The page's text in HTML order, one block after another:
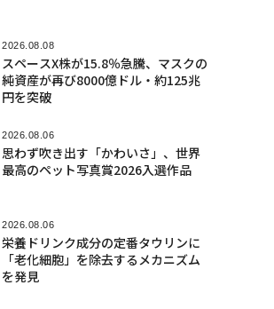
2026.08.08
スペースX株が15.8％急騰、マスクの
純資産が再び8000億ドル・約125兆
円を突破
2026.08.06
思わず吹き出す「かわいさ」、世界
最高のペット写真賞2026入選作品
2026.08.06
栄養ドリンク成分の定番タウリンに
「老化細胞」を除去するメカニズム
を発見